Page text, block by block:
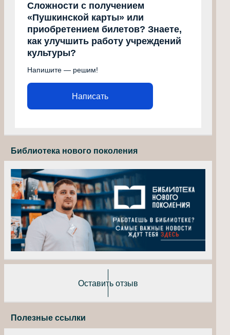
Сложности с получением
«Пушкинской карты» или
приобретением билетов? Знаете,
как улучшить работу учреждений
культуры?
Напишите — решим!
Написать
Библиотека нового поколения
Оставить отзыв
Полезные ссылки